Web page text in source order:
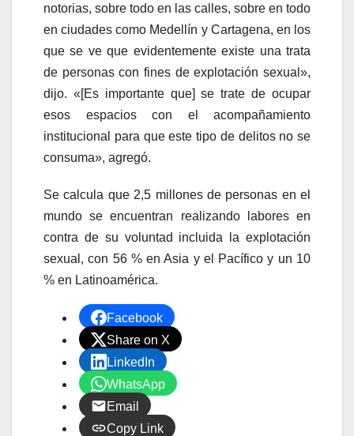
notorias, sobre todo en las calles, sobre en todo
en ciudades como Medellín y Cartagena, en los
que se ve que evidentemente existe una trata
de personas con fines de explotación sexual»,
dijo. «[Es importante que] se trate de ocupar
esos espacios con el acompañamiento
institucional para que este tipo de delitos no se
consuma», agregó.
Se calcula que 2,5 millones de personas en el
mundo se encuentran realizando labores en
contra de su voluntad incluida la explotación
sexual, con 56 % en Asia y el Pacífico y un 10
% en Latinoamérica.
Facebook
Share on X
LinkedIn
WhatsApp
Email
Copy Link